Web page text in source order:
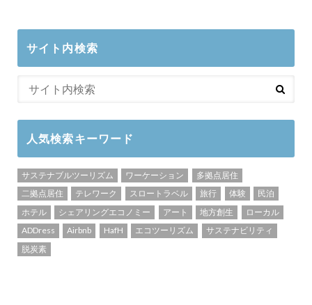
サイト内検索
人気検索キーワード
サステナブルツーリズム ワーケーション
多拠点居住
二拠点居住
テレワーク スロートラベル 旅行 体験
民泊
ホテル
シェアリングエコノミー アート 地方創生
ローカル
ADDress
Airbnb HafH エコツーリズム
サステナビリティ
脱炭素